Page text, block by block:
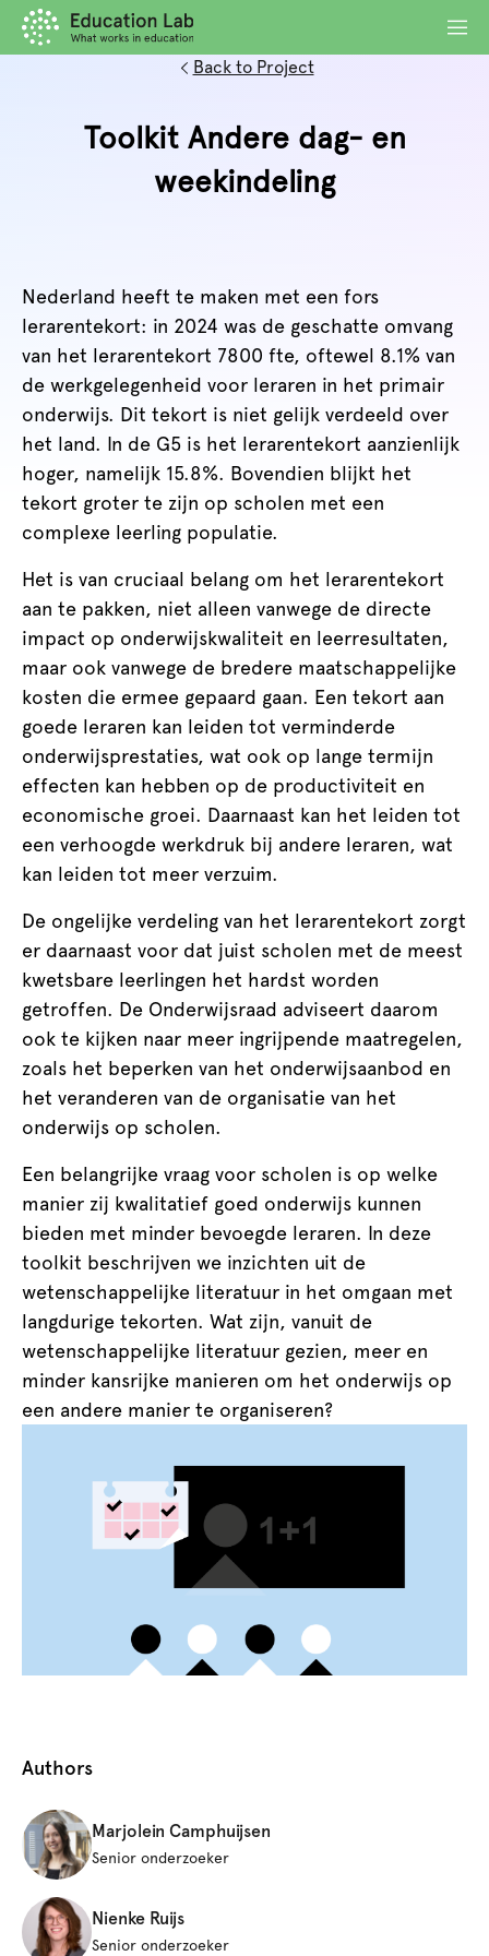
Back to Project
Toolkit Andere dag- en
weekindeling
Nederland heeft te maken met een fors
lerarentekort: in 2024 was de geschatte omvang
van het lerarentekort 7800 fte, oftewel 8.1% van
de werkgelegenheid voor leraren in het primair
onderwijs. Dit tekort is niet gelijk verdeeld over
het land. In de G5 is het lerarentekort aanzienlijk
hoger, namelijk 15.8%. Bovendien blijkt het
tekort groter te zijn op scholen met een
complexe leerling populatie.
Het is van cruciaal belang om het lerarentekort
aan te pakken, niet alleen vanwege de directe
impact op onderwijskwaliteit en leerresultaten,
maar ook vanwege de bredere maatschappelijke
kosten die ermee gepaard gaan. Een tekort aan
goede leraren kan leiden tot verminderde
onderwijsprestaties, wat ook op lange termijn
effecten kan hebben op de productiviteit en
economische groei. Daarnaast kan het leiden tot
een verhoogde werkdruk bij andere leraren, wat
kan leiden tot meer verzuim.
De ongelijke verdeling van het lerarentekort zorgt
er daarnaast voor dat juist scholen met de meest
kwetsbare leerlingen het hardst worden
getroffen. De Onderwijsraad adviseert daarom
ook te kijken naar meer ingrijpende maatregelen,
zoals het beperken van het onderwijsaanbod en
het veranderen van de organisatie van het
onderwijs op scholen.
Een belangrijke vraag voor scholen is op welke
manier zij kwalitatief goed onderwijs kunnen
bieden met minder bevoegde leraren. In deze
toolkit beschrijven we inzichten uit de
wetenschappelijke literatuur in het omgaan met
langdurige tekorten. Wat zijn, vanuit de
wetenschappelijke literatuur gezien, meer en
minder kansrijke manieren om het onderwijs op
een andere manier te organiseren?
Authors
Marjolein Camphuijsen
Senior onderzoeker
Nienke Ruijs
Senior onderzoeker